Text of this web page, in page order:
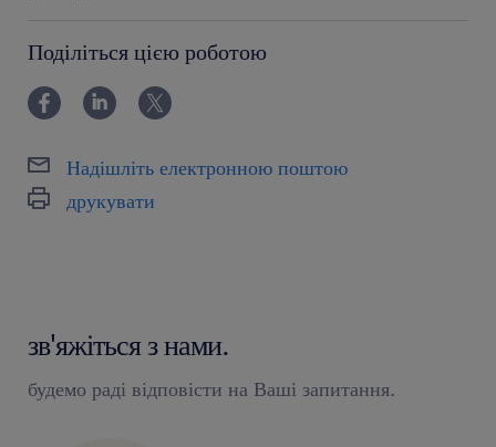
Поділіться цією роботою
Надішліть електронною поштою
друкувати
зв'яжіться з нами.
будемо раді відповісти на Ваші запитання.